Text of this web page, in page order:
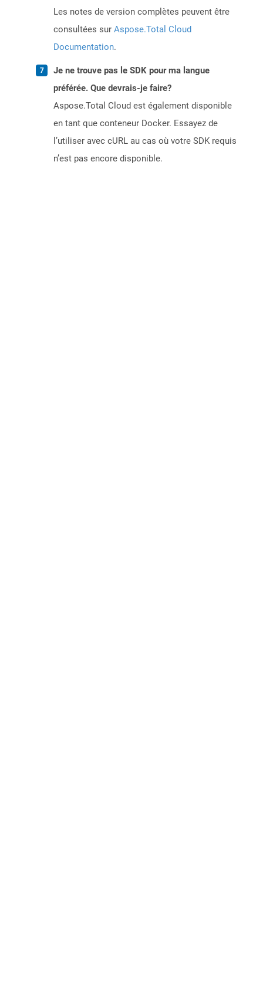
Les notes de version complètes peuvent être
consultées sur Aspose.Total Cloud
Documentation.
Je ne trouve pas le SDK pour ma langue
préférée. Que devrais-je faire?
Aspose.Total Cloud est également disponible
en tant que conteneur Docker. Essayez de
l’utiliser avec cURL au cas où votre SDK requis
n’est pas encore disponible.